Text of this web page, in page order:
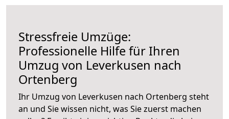
Stressfreie Umzüge:
Professionelle Hilfe für Ihren
Umzug von Leverkusen nach
Ortenberg
Ihr Umzug von Leverkusen nach Ortenberg steht
an und Sie wissen nicht, was Sie zuerst machen